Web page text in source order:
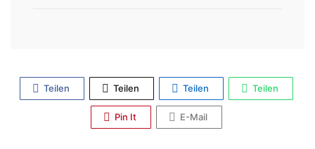
Teilen Teilen Teilen Teilen
Pin It E-Mail